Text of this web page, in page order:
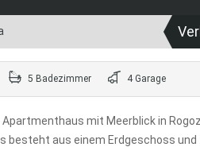
5 Badezimmer 4 Garage
mit Meerblick in
besteht aus einem Erdgeschoss